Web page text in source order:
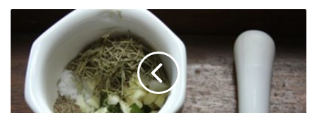
antibiotiques
chimiques,
optez
ces